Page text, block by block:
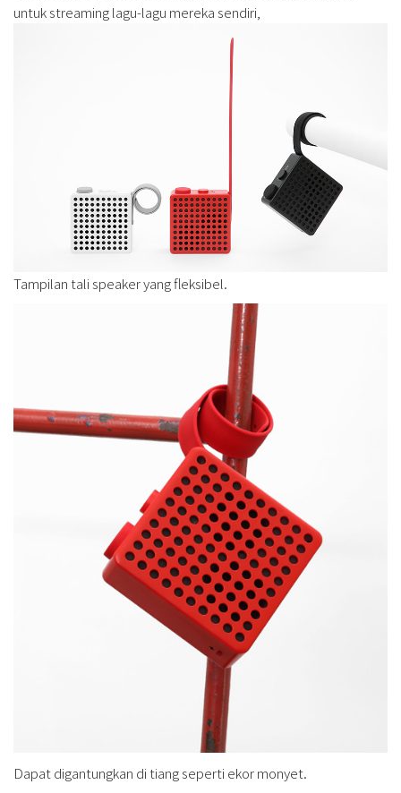
untuk streaming lagu-lagu mereka sendiri,
Tampilan tali speaker yang fleksibel.
Dapat digantungkan di tiang seperti ekor monyet.